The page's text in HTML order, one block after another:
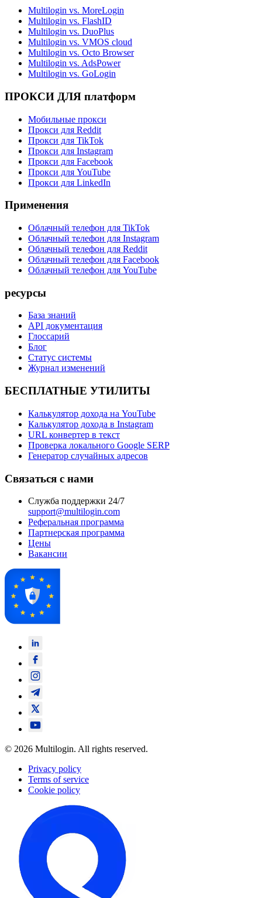
Multilogin vs. MoreLogin
Multilogin vs. FlashID
Multilogin vs. DuoPlus
Multilogin vs. VMOS cloud
Multilogin vs. Octo Browser
Multilogin vs. AdsPower
Multilogin vs. GoLogin
ПРОКСИ ДЛЯ платформ
Мобильные прокси
Прокси для Reddit
Прокси для TikTok
Прокси для Instagram
Прокси для Facebook
Прокси для YouTube
Прокси для LinkedIn
Применения
Облачный телефон для TikTok
Облачный телефон для Instagram
Облачный телефон для Reddit
Облачный телефон для Facebook
Облачный телефон для YouTube
ресурсы
База знаний
API документация
Глоссарий
Блог
Статус системы
Журнал изменений
БЕСПЛАТНЫЕ УТИЛИТЫ
Калькулятор дохода на YouTube
Калькулятор дохода в Instagram
URL конвертер в текст
Проверка локального Google SERP
Генератор случайных адресов
Связаться с нами
Служба поддержки 24/7
support@multilogin.com
Реферальная программа
Партнерская программа
Цены
Вакансии
© 2026 Multilogin. All rights reserved.
Privacy policy
Terms of service
Cookie policy